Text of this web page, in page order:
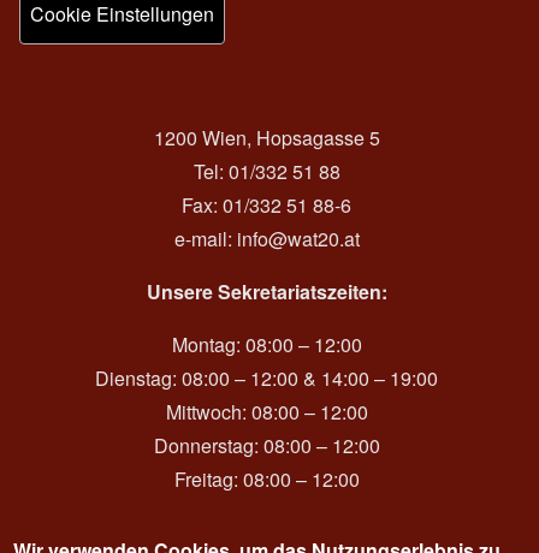
1200 Wien, Hopsagasse 5
Tel: 01/332 51 88
Fax: 01/332 51 88-6
e-mail: info@wat20.at
Unsere Sekretariatszeiten:
Montag: 08:00 – 12:00
Dienstag: 08:00 – 12:00 & 14:00 – 19:00
Mittwoch: 08:00 – 12:00
Donnerstag: 08:00 – 12:00
Freitag: 08:00 – 12:00